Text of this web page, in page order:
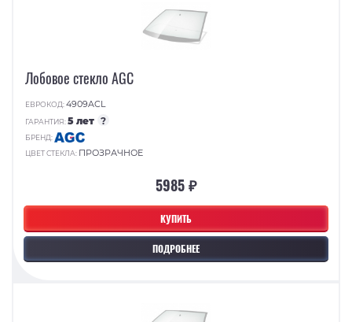
КУПИТЬ
ПОДРОБНЕЕ
Лобовое стекло AGC
ЕВРОКОД:4909ACL
ГАРАНТИЯ:5 лет ?
БРЕНД:
ЦВЕТ СТЕКЛА: ПРОЗРАЧНОЕ
5985 ₽